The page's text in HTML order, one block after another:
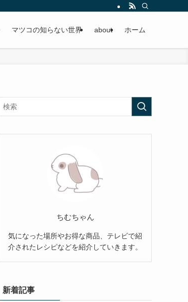
マツコの知らない世界 about ホーム
ちむちゃん
気になった場所やお得な商品、テレビで紹
介されたレシピなどを紹介していきます。
新着記事